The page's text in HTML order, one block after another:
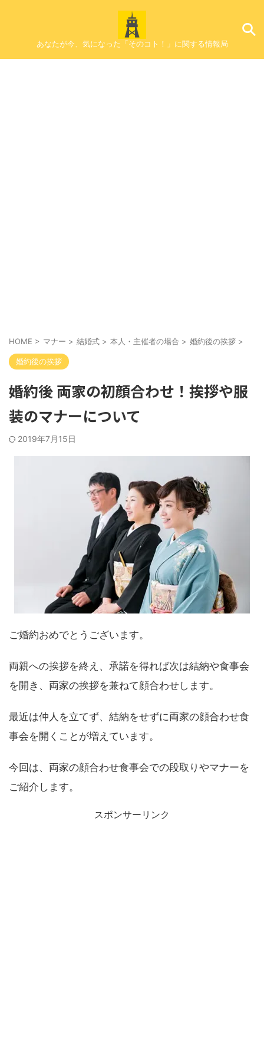
あなたが今、気になった「そのコト！」に関する情報局
HOME > マナー > 結婚式 > 本人・主催者の場合 > 婚約後の挨拶 >
婚約後の挨拶
婚約後 両家の初顔合わせ！挨拶や服
装のマナーについて
2019年7月15日
ご婚約おめでとうございます。
両親への挨拶を終え、承諾を得れば次は結納や食事会
を開き、両家の挨拶を兼ねて顔合わせします。
最近は仲人を立てず、結納をせずに両家の顔合わせ食
事会を開くことが増えています。
今回は、両家の顔合わせ食事会での段取りやマナーを
ご紹介します。
スポンサーリンク